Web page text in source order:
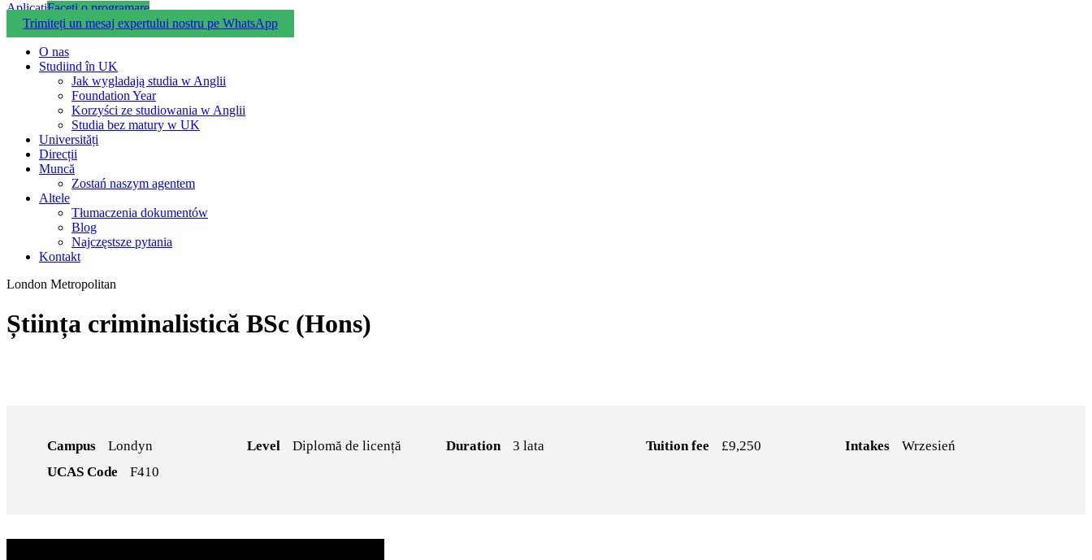
AplicațiFaceți o programare
Trimiteți un mesaj expertului nostru pe WhatsApp
O nas
Studiind în UK
Jak wygladają studia w Anglii
Foundation Year
Korzyści ze studiowania w Anglii
Studia bez matury w UK
Universități
Direcții
Muncă
Zostań naszym agentem
Altele
Tłumaczenia dokumentów
Blog
Najczęstsze pytania
Kontakt
London Metropolitan
Știința criminalistică BSc (Hons)
Campus Londyn Level Diplomă de licență Duration 3 lata Tuition fee £9,250 Intakes
Wrzesień
UCAS Code
F410